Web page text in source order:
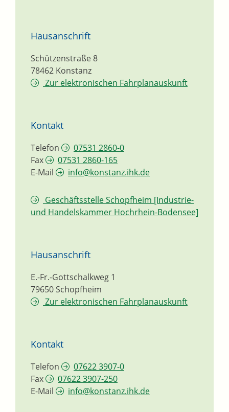
Hausanschrift
Schützenstraße 8
78462 Konstanz
Zur elektronischen Fahrplanauskunft
Kontakt
Telefon
07531 2860-0
Fax
07531 2860-165
E-Mail
info@konstanz.ihk.de
Geschäftsstelle Schopfheim [Industrie-
und Handelskammer Hochrhein-Bodensee]
Hausanschrift
E.-Fr.-Gottschalkweg 1
79650Schopfheim
Zur elektronischen Fahrplanauskunft
Kontakt
Telefon
07622 3907-0
Fax
07622 3907-250
E-Mail
info@konstanz.ihk.de